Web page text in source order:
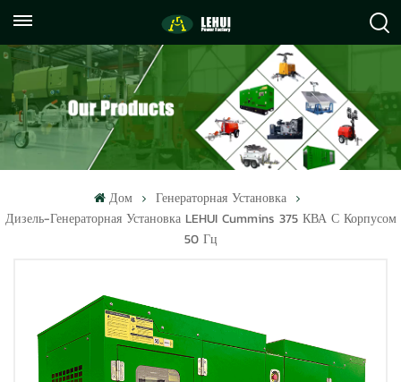
059122071372
info@lehuipowerfactory.com
Дом
Генераторная Установка
Дизель-Генераторная Установка LEHUI Cummins 375 КВА С Корпусом
50 Гц